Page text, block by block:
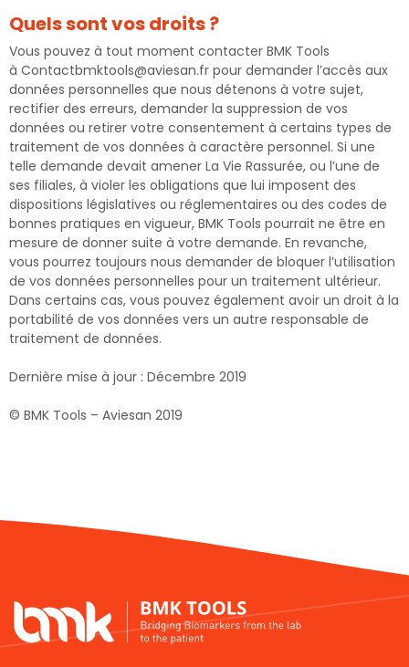
Quels sont vos droits ?
Vous pouvez à tout moment contacter BMK Tools
à Contactbmktools@aviesan.fr pour demander l’accès aux
données personnelles que nous détenons à votre sujet,
rectifier des erreurs, demander la suppression de vos
données ou retirer votre consentement à certains types de
traitement de vos données à caractère personnel. Si une
telle demande devait amener La Vie Rassurée, ou l’une de
ses filiales, à violer les obligations que lui imposent des
dispositions législatives ou réglementaires ou des codes de
bonnes pratiques en vigueur, BMK Tools pourrait ne être en
mesure de donner suite à votre demande. En revanche,
vous pourrez toujours nous demander de bloquer l’utilisation
de vos données personnelles pour un traitement ultérieur.
Dans certains cas, vous pouvez également avoir un droit à la
portabilité de vos données vers un autre responsable de
traitement de données.
Dernière mise à jour : Décembre 2019
© BMK Tools – Aviesan 2019